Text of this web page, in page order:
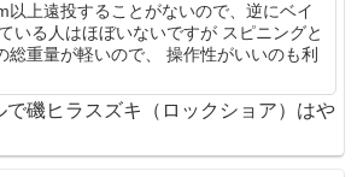
以上遠投することがないので、逆にベイ
いる人はほぼいないですが スピニングと
総重量が軽いので、 操作性がいいのも利
で磯ヒラスズキ（ロックショア）はや